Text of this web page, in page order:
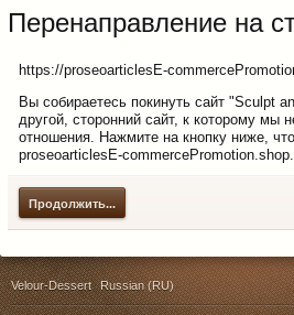
Перенаправление на
https://proseoarticlesE-
Вы собираетесь покинуть сайт "Sculpt
другой, сторонний сайт, к которому мы
отношения. Нажмите на кнопку ниже,
proseoarticlesE-commercePromotion.shop.
Продолжить...
Velour-Dessert Russian (RU)